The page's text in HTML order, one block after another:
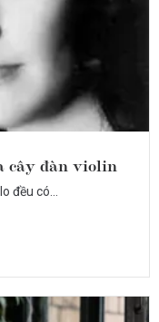
cây đàn violin
đều có...